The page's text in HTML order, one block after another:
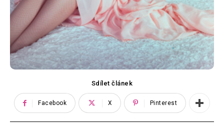
Sdílet článek
Facebook X Pinterest